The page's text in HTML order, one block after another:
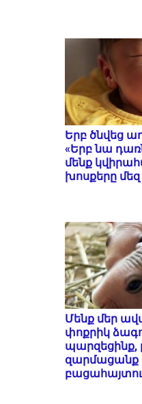
Երբ ծնվեց
«Երբ նա
մենք
խոսքերը մեզ
Մենք մեր
փոքրիկ
պարզեցինք,
զարմացանք